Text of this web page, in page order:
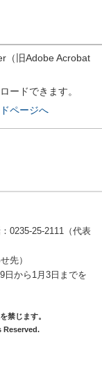
（旧Adobe Acrobat
ードできます。
ページへ
0235-25-2111（代表
先）
から1月3日までを
禁じます。